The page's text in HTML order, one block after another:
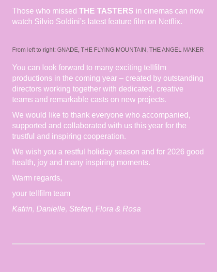
Those who missed THE TASTERS in cinemas can now
watch Silvio Soldini’s latest feature film on Netflix.
From left to right: GNADE, THE FLYING MOUNTAIN, THE ANGEL MAKER
You can look forward to many exciting tellfilm
productions in the coming year – created by outstanding
directors working together with dedicated, creative
teams and remarkable casts on new projects.
We would like to thank everyone who accompanied,
supported and collaborated with us this year for the
trustful and inspiring cooperation.
We wish you a restful holiday season and for 2026 good
health, joy and many inspiring moments.
Warm regards,
your tellfilm team
Katrin, Danielle, Stefan, Flora & Rosa